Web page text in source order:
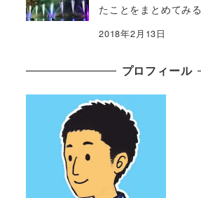
たことをまとめてみる
2018年2月13日
プロフィール